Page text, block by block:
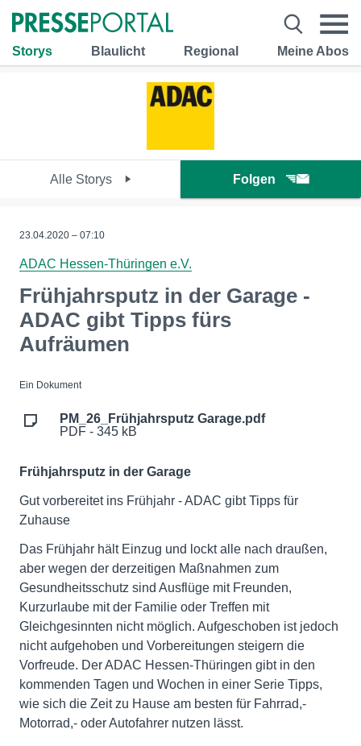
Storys Blaulicht Regional Meine Abos
Alle Storys Folgen
23.04.2020 – 07:10
ADAC Hessen-Thüringen e.V.
Frühjahrsputz in der Garage -
ADAC gibt Tipps fürs
Aufräumen
Ein Dokument
PM_26_Frühjahrsputz Garage.pdf
PDF - 345 kB
Frühjahrsputz in der Garage
Gut vorbereitet ins Frühjahr - ADAC gibt Tipps für
Zuhause
Das Frühjahr hält Einzug und lockt alle nach draußen,
aber wegen der derzeitigen Maßnahmen zum
Gesundheitsschutz sind Ausflüge mit Freunden,
Kurzurlaube mit der Familie oder Treffen mit
Gleichgesinnten nicht möglich. Aufgeschoben ist jedoch
nicht aufgehoben und Vorbereitungen steigern die
Vorfreude. Der ADAC Hessen-Thüringen gibt in den
kommenden Tagen und Wochen in einer Serie Tipps,
wie sich die Zeit zu Hause am besten für Fahrrad,-
Motorrad,- oder Autofahrer nutzen lässt.